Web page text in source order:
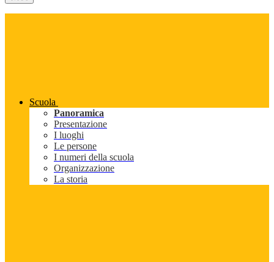
Scuola
Panoramica
Presentazione
I luoghi
Le persone
I numeri della scuola
Organizzazione
La storia